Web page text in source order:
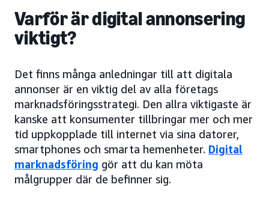
Varför är digital annonsering
viktigt?
Det finns många anledningar till att digitala
annonser är en viktig del av alla företags
marknadsföringsstrategi. Den allra viktigaste är
kanske att konsumenter tillbringar mer och mer
tid uppkopplade till internet via sina datorer,
smartphones och smarta hemenheter. Digital
marknadsföring gör att du kan möta
målgrupper där de befinner sig.